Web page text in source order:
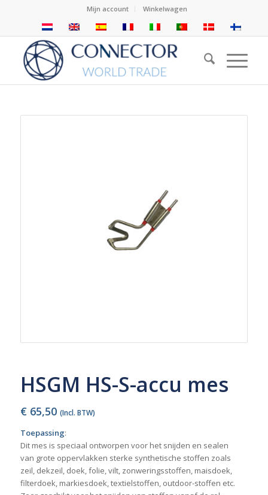
Mijn account Winkelwagen
HSGM HS-S-accu mes
€ 65,50 (Incl. BTW)
Toepassing:
Dit mes is speciaal ontworpen voor het snijden en sealen
van grote oppervlakken sterke synthetische stoffen zoals
zeil, dekzeil, doek, folie, vilt, zonweringsstoffen, maisdoek,
filterdoek, markiesdoek, textielstoffen, outdoor-stoffen etc.